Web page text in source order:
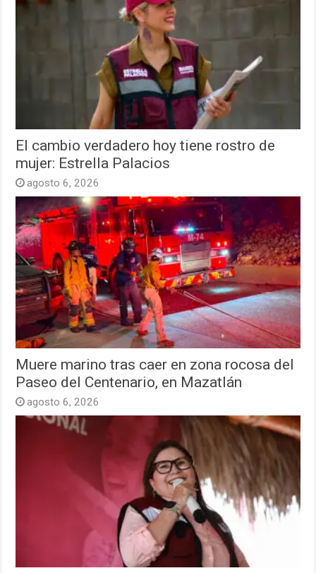
El cambio verdadero hoy tiene rostro de
mujer: Estrella Palacios
agosto 6, 2026
Muere marino tras caer en zona rocosa del
Paseo del Centenario, en Mazatlán
agosto 6, 2026